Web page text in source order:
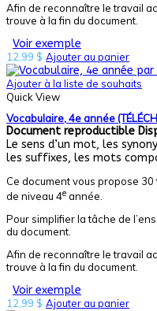
Afin de reconnaître le travail
trouve à la fin du document.
Voir exemple
12,99 $ Ajouter au panier
Ajouter à la liste de souhaits
Quick View
Vocabulaire, 4e année
Document reproductible
Le sens d’un mot, les
les suffixes, les mots
Ce document vous propose
de niveau 4e année.
Pour simplifier la tâche de
du document.
Afin de reconnaître le travail
trouve à la fin du document.
Voir exemple
12,99 $ Ajouter au panier